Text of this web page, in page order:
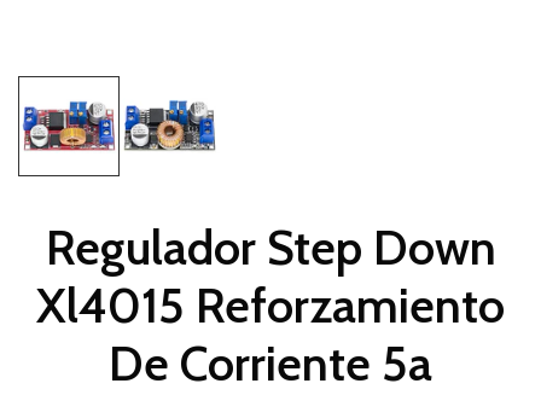
Regulador Step Down
Xl4015 Reforzamiento
De Corriente 5a